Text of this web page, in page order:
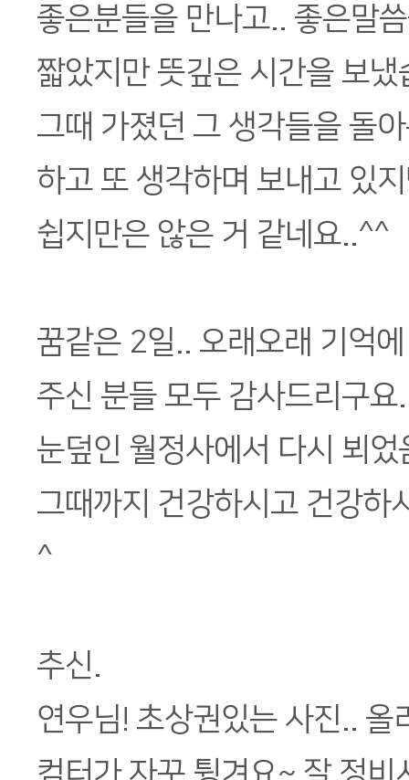
좋은분들을 만나고.. 좋은말
짧았지만 뜻깊은 시간을 보냈
그때 가졌던 그 생각들을 돌
하고 또 생각하며 보내고 있
쉽지만은 않은 거 같네요..^^
꿈같은 2일.. 오래오래 기억
주신 분들 모두 감사드리구요
눈덮인 월정사에서 다시 뵈었
그때까지 건강하시고 건강하
^
추신.
연우님! 초상권있는 사진.. 올